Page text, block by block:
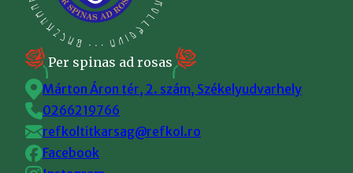
Per spinas ad rosas
Márton Áron tér, 2. szám, Székelyudvarhely
0266219766
refkoltitkarsag@refkol.ro
Facebook